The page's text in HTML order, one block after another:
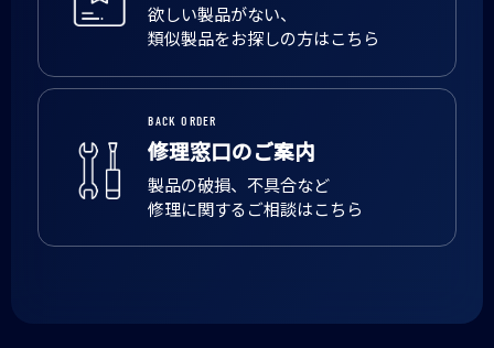
欲しい製品がない、
類似製品をお探しの方はこちら
BACK ORDER
修理窓口のご案内
製品の破損、不具合など
修理に関するご相談はこちら